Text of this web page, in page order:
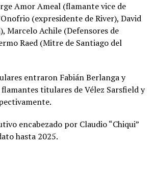
Amor Ameal (flamante vice de
(expresidente de River), David
Marcelo Achile (Defensores de
Raed (Mitre de Santiago del
entraron Fabián Berlanga y
titulares de Vélez Sarsfield y
encabezado por Claudio “Chiqui”
hasta 2025.